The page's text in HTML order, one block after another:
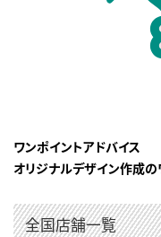
ワンポイントアドバイス
オリジナルデザイン作成の
全国店舗一覧